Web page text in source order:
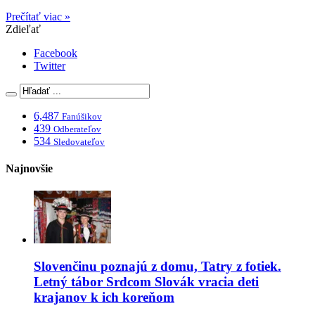
Prečítať viac »
Zdieľať
Facebook
Twitter
6,487 Fanúšikov
439 Odberateľov
534 Sledovateľov
Najnovšie
Slovenčinu poznajú z domu, Tatry z fotiek.
Letný tábor Srdcom Slovák vracia deti
krajanov k ich koreňom